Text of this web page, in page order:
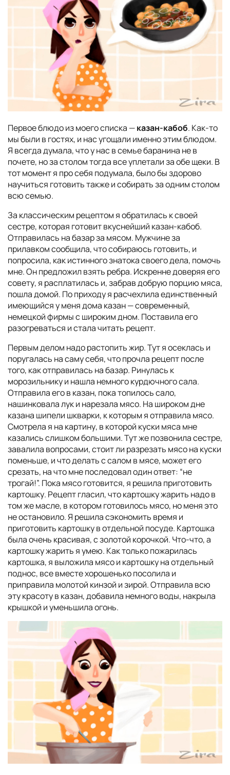
Первое блюдо из моего списка —казан-кабоб. Как-то
мы были в гостях, и нас угощали именно этим блюдом.
Я всегда думала, что у нас в семье баранина не в
почете, но за столом тогда все уплетали за обе щеки. В
тот момент я про себя подумала, было бы здорово
научиться готовить также и собирать за одним столом
всю семью.
За классическим рецептом я обратилась к своей
сестре, которая готовит вкуснейший казан-кабоб.
Отправилась на базар за мясом. Мужчине за
прилавком сообщила, что собираюсь готовить, и
попросила, как истинного знатока своего дела, помочь
мне. Он предложил взять ребра. Искренне доверяя его
совету, я расплатилась и, забрав добрую порцию мяса,
пошла домой. По приходу я расчехлила единственный
имеющийся у меня дома казан — современный,
немецкой фирмы с широким дном. Поставила его
разогреваться и стала читать рецепт.
Первым делом надо растопить жир. Тут я осеклась и
поругалась на саму себя, что прочла рецепт после
того, как отправилась на базар. Ринулась к
морозильнику и нашла немного курдючного сала.
Отправила его в казан, пока топилось сало,
нашинковала лук и нарезала мясо. На широком дне
казана шипели шкварки, к которым я отправила мясо.
Смотрела я на картину, в которой куски мяса мне
казались слишком большими. Тут же позвонила сестре,
завалила вопросами, стоит ли разрезать мясо на куски
поменьше, и что делать с салом в мясе, может его
срезать, на что мне последовал один ответ: “не
трогай!”. Пока мясо готовится, я решила приготовить
картошку. Рецепт гласил, что картошку жарить надо в
том же масле, в котором готовилось мясо, но меня это
не остановило. Я решила сэкономить время и
приготовить картошку в отдельной посуде. Картошка
была очень красивая, с золотой корочкой. Что-что, а
картошку жарить я умею. Как только пожарилась
картошка, я выложила мясо и картошку на отдельный
поднос, все вместе хорошенько посолила и
приправила молотой кинзой и зирой. Отправила всю
эту красоту в казан, добавила немного воды, накрыла
крышкой и уменьшила огонь.